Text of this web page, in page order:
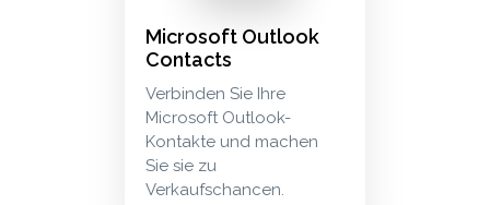
Microsoft Outlook
Contacts
Verbinden Sie Ihre
Microsoft Outlook-
Kontakte und machen
Sie sie zu
Verkaufschancen.